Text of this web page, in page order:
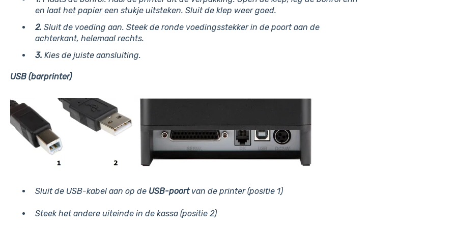
en laat het papier een stukje uitsteken. Sluit de klep weer goed.
2. Sluit de voeding aan. Steek de ronde voedingsstekker in de poort aan de
achterkant, helemaal rechts.
3. Kies de juiste aansluiting.
USB (barprinter)
Sluit de USB-kabel aan op deUSB-poort van de printer (positie 1)
Steek het andere uiteinde in de kassa (positie 2)